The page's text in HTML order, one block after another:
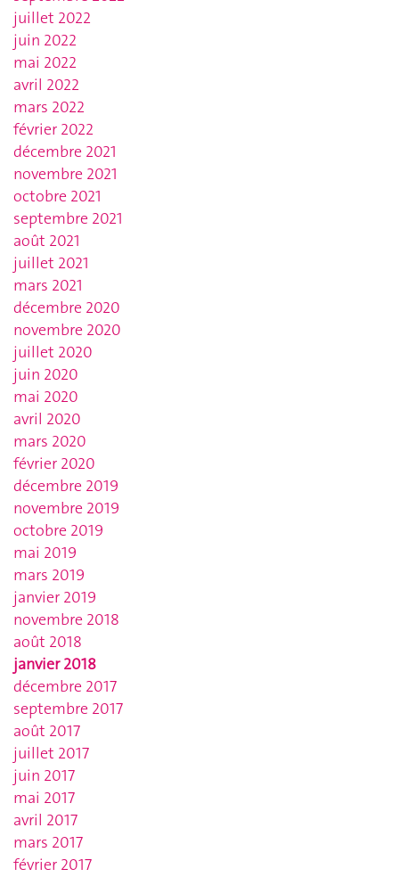
juillet 2022
juin 2022
mai 2022
avril 2022
mars 2022
février 2022
décembre 2021
novembre 2021
octobre 2021
septembre 2021
août 2021
juillet 2021
mars 2021
décembre 2020
novembre 2020
juillet 2020
juin 2020
mai 2020
avril 2020
mars 2020
février 2020
décembre 2019
novembre 2019
octobre 2019
mai 2019
mars 2019
janvier 2019
novembre 2018
août 2018
janvier 2018
décembre 2017
septembre 2017
août 2017
juillet 2017
juin 2017
mai 2017
avril 2017
mars 2017
février 2017